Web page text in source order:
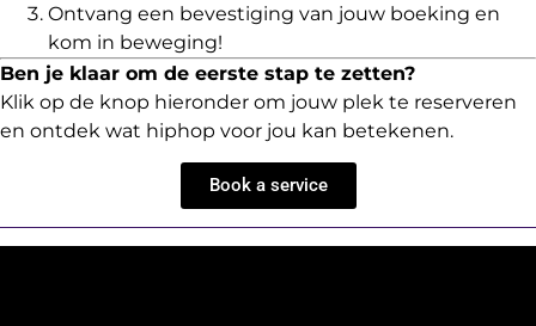
Ontvang een bevestiging van jouw boeking en
kom in beweging!
Ben je klaar om de eerste stap te zetten?
Klik op de knop hieronder om jouw plek te reserveren
en ontdek wat hiphop voor jou kan betekenen.
Book a service